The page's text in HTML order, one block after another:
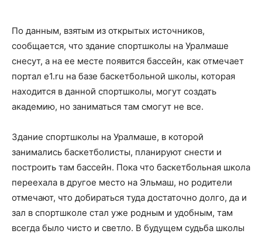
По данным, взятым из открытых источников,
сообщается, что здание спортшколы на Уралмаше
снесут, а на ее месте появится бассейн, как отмечает
портал e1.ru на базе баскетбольной школы, которая
находится в данной спортшколы, могут создать
академию, но заниматься там смогут не все.
Здание спортшколы на Уралмаше, в которой
занимались баскетболисты, планируют снести и
построить там бассейн. Пока что баскетбольная школа
переехала в другое место на Эльмаш, но родители
отмечают, что добираться туда достаточно долго, да и
зал в спортшколе стал уже родным и удобным, там
всегда было чисто и светло. В будущем судьба школы